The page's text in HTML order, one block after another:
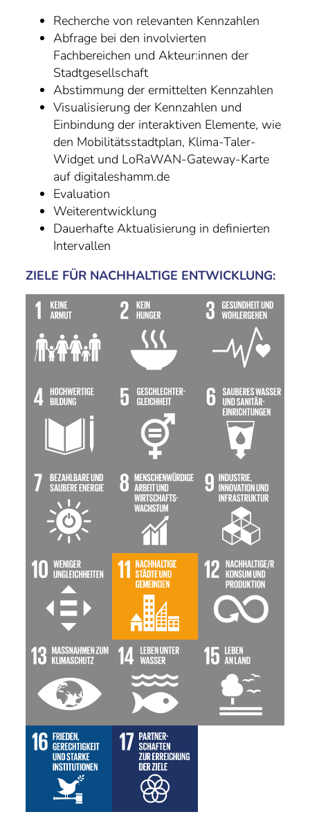
Recherche von relevanten Kennzahlen
Abfrage bei den involvierten
Fachbereichen und Akteur:innen der
Stadtgesellschaft
Abstimmung der ermittelten Kennzahlen
Visualisierung der Kennzahlen und
Einbindung der interaktiven Elemente, wie
den Mobilitätsstadtplan, Klima-Taler-
Widget und LoRaWAN-Gateway-Karte
auf digitaleshamm.de
Evaluation
Weiterentwicklung
Dauerhafte Aktualisierung in definierten
Intervallen
ZIELE FÜR NACHHALTIGE ENTWICKLUNG: